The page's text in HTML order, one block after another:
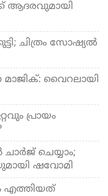
ആദരവുമായി
ചിത്രം സോഷ്യല്‍
മാജിക്: വൈറലായി
പ്രായം
ചെയ്യാം;
ഷവോമി
എത്തിയത്